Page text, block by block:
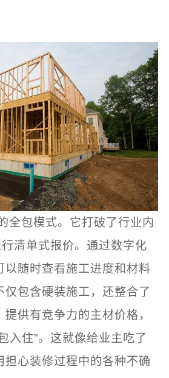
全包模式。它打破了行业内
行清单式报价。通过数字化
以随时查看施工进度和材料
仅包含硬装施工，还整合了
供有竞争力的主材价格，
入住”。这就像给业主吃了
担心装修过程中的各种不确